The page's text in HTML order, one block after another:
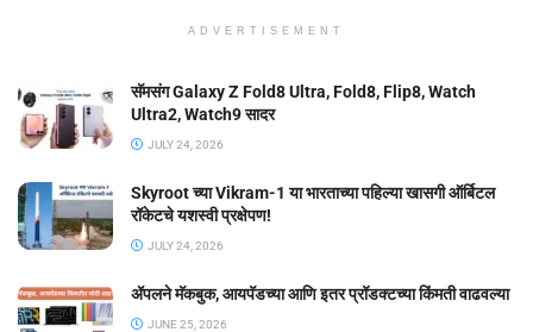
ADVERTISEMENT
सॅमसंग Galaxy Z Fold8 Ultra, Fold8, Flip8, Watch
Ultra2, Watch9 सादर
JULY 24, 2026
Skyroot च्या Vikram-1 या भारताच्या पहिल्या खासगी ऑर्बिटल
रॉकेटचे यशस्वी प्रक्षेपण!
JULY 24, 2026
ॲपलने मॅकबुक, आयपॅडच्या आणि इतर प्रॉडक्टच्या किंमती वाढवल्या
JUNE 25, 2026